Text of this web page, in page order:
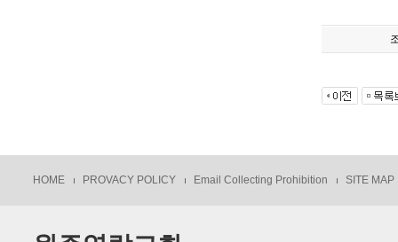
HOME PROVACY POLICY Email Collecting Prohibition SITE MAP